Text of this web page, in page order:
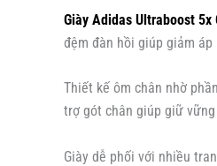
Giày Adidas Ultraboost 5x
đệm đàn hồi giúp giảm
Thiết kế ôm chân nhờ
trợ gót chân giúp giữ
Giày dễ phối với nhiều